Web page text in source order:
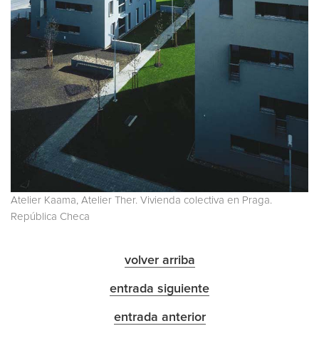
Atelier Kaama, Atelier Ther. Vivienda colectiva en Praga.
República Checa
volver arriba
entrada siguiente
entrada anterior